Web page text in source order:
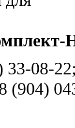
33-08-
(904)